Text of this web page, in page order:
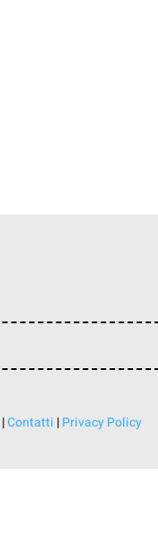
|Contatti |Privacy Policy